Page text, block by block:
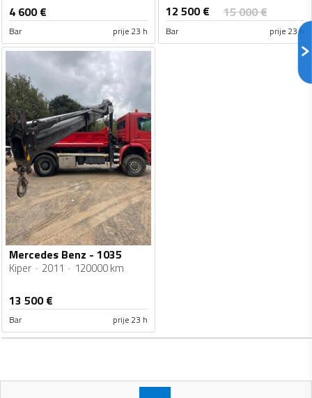
4 600€
Bar prije 23 h
12 500€ 15 000€
Bar prije 23 h
Mercedes Benz - 1035
Kiper 2011 120000 km
13 500€
Bar prije 23 h